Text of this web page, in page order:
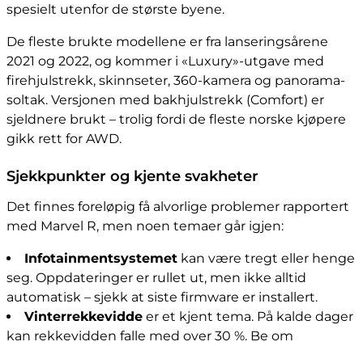
spesielt utenfor de største byene.
De fleste brukte modellene er fra lanseringsårene
2021 og 2022, og kommer i «Luxury»-utgave med
firehjulstrekk, skinnseter, 360-kamera og panorama-
soltak. Versjonen med bakhjulstrekk (Comfort) er
sjeldnere brukt – trolig fordi de fleste norske kjøpere
gikk rett for AWD.
Sjekkpunkter og kjente svakheter
Det finnes foreløpig få alvorlige problemer rapportert
med Marvel R, men noen temaer går igjen:
Infotainmentsystemet kan være tregt eller henge
seg. Oppdateringer er rullet ut, men ikke alltid
automatisk – sjekk at siste firmware er installert.
Vinterrekkevidde er et kjent tema. På kalde dager
kan rekkevidden falle med over 30 %. Be om